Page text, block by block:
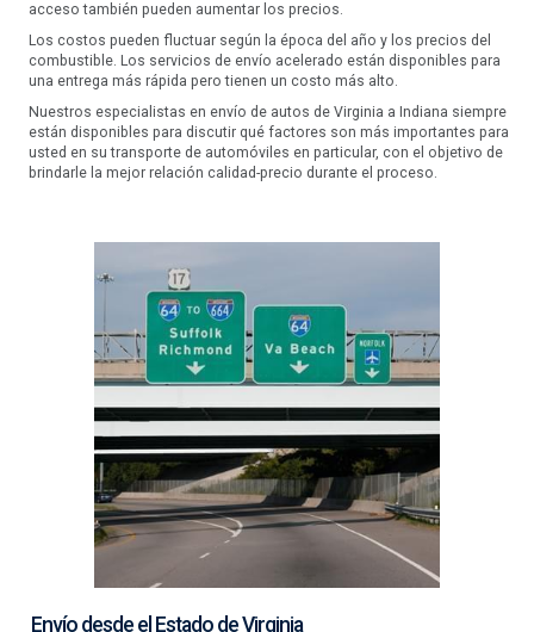
acceso también pueden aumentar los precios.
Los costos pueden fluctuar según la época del año y los precios del
combustible. Los servicios de envío acelerado están disponibles para
una entrega más rápida pero tienen un costo más alto.
Nuestros especialistas en envío de autos de Virginia a Indiana siempre
están disponibles para discutir qué factores son más importantes para
usted en su transporte de automóviles en particular, con el objetivo de
brindarle la mejor relación calidad-precio durante el proceso.
Envío desde el Estado de Virginia